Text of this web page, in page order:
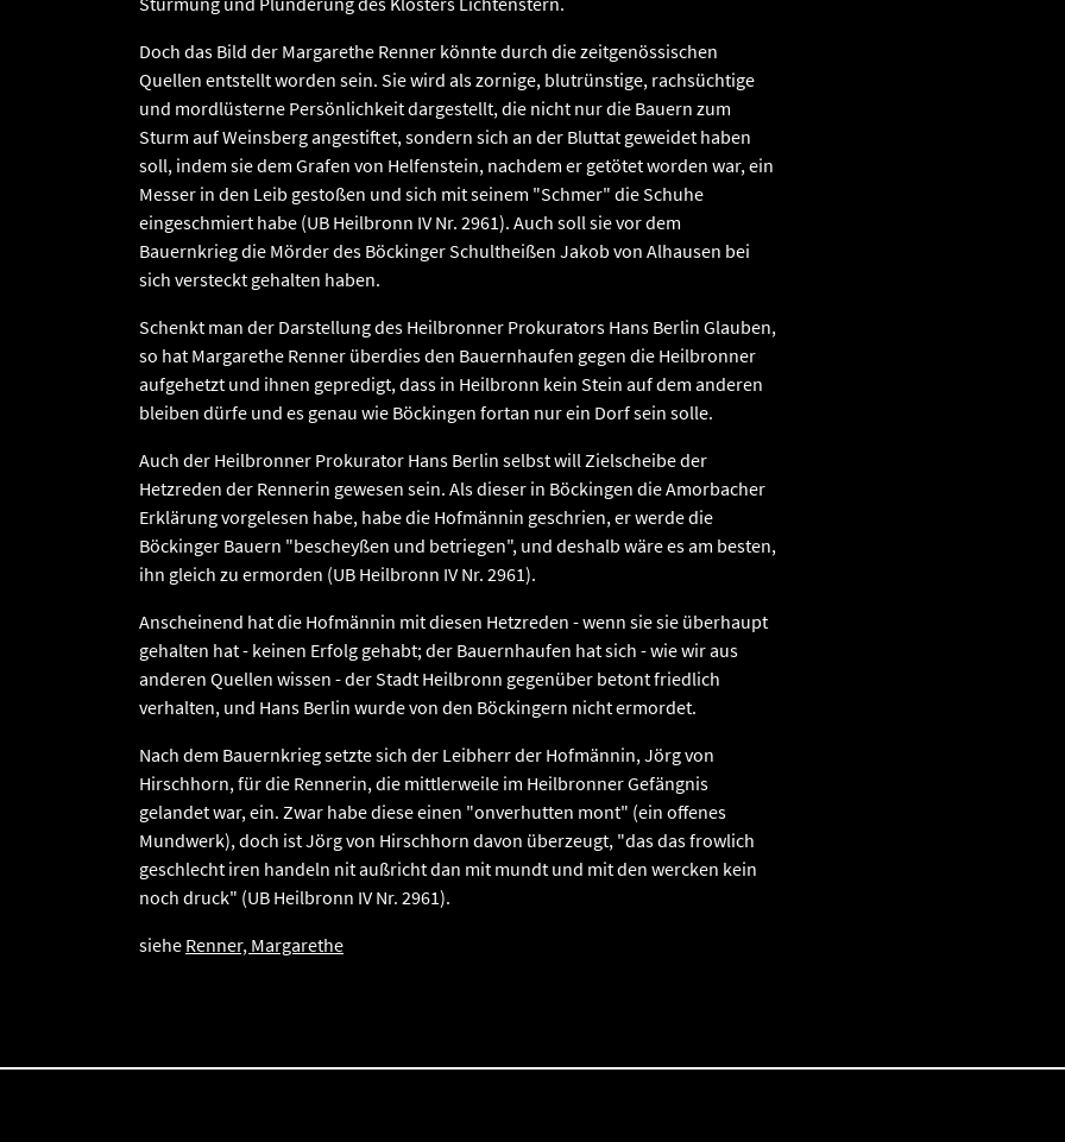
Doch das Bild der Margarethe Renner könnte durch die zeitgenössischen
Quellen entstellt worden sein. Sie wird als zornige, blutrünstige, rachsüchtige
und mordlüsterne Persönlichkeit dargestellt, die nicht nur die Bauern zum
Sturm auf Weinsberg angestiftet, sondern sich an der Bluttat geweidet haben
soll, indem sie dem Grafen von Helfenstein, nachdem er getötet worden war, ein
Messer in den Leib gestoßen und sich mit seinem "Schmer" die Schuhe
eingeschmiert habe (UB Heilbronn IV Nr. 2961). Auch soll sie vor dem
Bauernkrieg die Mörder des Böckinger Schultheißen Jakob von Alhausen bei
sich versteckt gehalten haben.
Schenkt man der Darstellung des Heilbronner Prokurators Hans Berlin Glauben,
so hat Margarethe Renner überdies den Bauernhaufen gegen die Heilbronner
aufgehetzt und ihnen gepredigt, dass in Heilbronn kein Stein auf dem anderen
bleiben dürfe und es genau wie Böckingen fortan nur ein Dorf sein solle.
Auch der Heilbronner Prokurator Hans Berlin selbst will Zielscheibe der
Hetzreden der Rennerin gewesen sein. Als dieser in Böckingen die Amorbacher
Erklärung vorgelesen habe, habe die Hofmännin geschrien, er werde die
Böckinger Bauern "bescheyßen und betriegen", und deshalb wäre es am besten,
ihn gleich zu ermorden (UB Heilbronn IV Nr. 2961).
Anscheinend hat die Hofmännin mit diesen Hetzreden - wenn sie sie überhaupt
gehalten hat - keinen Erfolg gehabt; der Bauernhaufen hat sich - wie wir aus
anderen Quellen wissen - der Stadt Heilbronn gegenüber betont friedlich
verhalten, und Hans Berlin wurde von den Böckingern nicht ermordet.
Nach dem Bauernkrieg setzte sich der Leibherr der Hofmännin, Jörg von
Hirschhorn, für die Rennerin, die mittlerweile im Heilbronner Gefängnis
gelandet war, ein. Zwar habe diese einen "onverhutten mont" (ein offenes
Mundwerk), doch ist Jörg von Hirschhorn davon überzeugt, "das das frowlich
geschlecht iren handeln nit außricht dan mit mundt und mit den wercken kein
noch druck" (UB Heilbronn IV Nr. 2961).
siehe Renner, Margarethe